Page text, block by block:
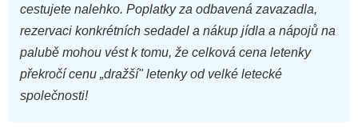
cestujete nalehko. Poplatky za odbavená zavazadla,
rezervaci konkrétních sedadel a nákup jídla a nápojů na
palubě mohou vést k tomu, že celková cena letenky
překročí cenu „dražší" letenky od velké letecké
společnosti!